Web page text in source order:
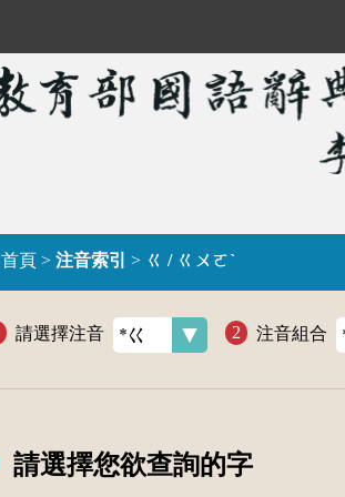
首頁 > 注音索引 > ㄍ / ㄍㄨㄛˋ
請選擇注音 注音組合
請選擇您欲查詢的字